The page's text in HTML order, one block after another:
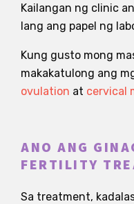
Kailangan ng clinic
lang ang papel ng
Kung gusto mong
makakatulong ang
ovulation at cervical
ANO ANG
FERTILITY
Sa treatment,